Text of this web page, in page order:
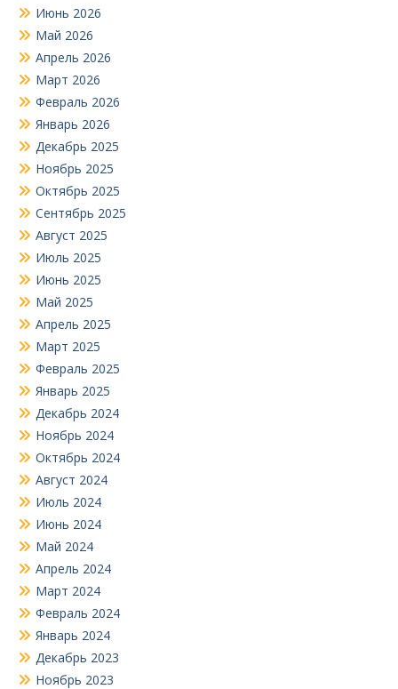
Июнь 2026
Май 2026
Апрель 2026
Март 2026
Февраль 2026
Январь 2026
Декабрь 2025
Ноябрь 2025
Октябрь 2025
Сентябрь 2025
Август 2025
Июль 2025
Июнь 2025
Май 2025
Апрель 2025
Март 2025
Февраль 2025
Январь 2025
Декабрь 2024
Ноябрь 2024
Октябрь 2024
Август 2024
Июль 2024
Июнь 2024
Май 2024
Апрель 2024
Март 2024
Февраль 2024
Январь 2024
Декабрь 2023
Ноябрь 2023